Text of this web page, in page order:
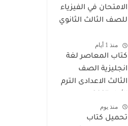
الامتحان في الفيزياء
للصف الثالث الثانوي
الشرح
منذ 1 أيام
كتاب المعاصر لغة
انجليزية الصف
الثالث الاعدادى الترم
منذ يوم
تحميل كتاب